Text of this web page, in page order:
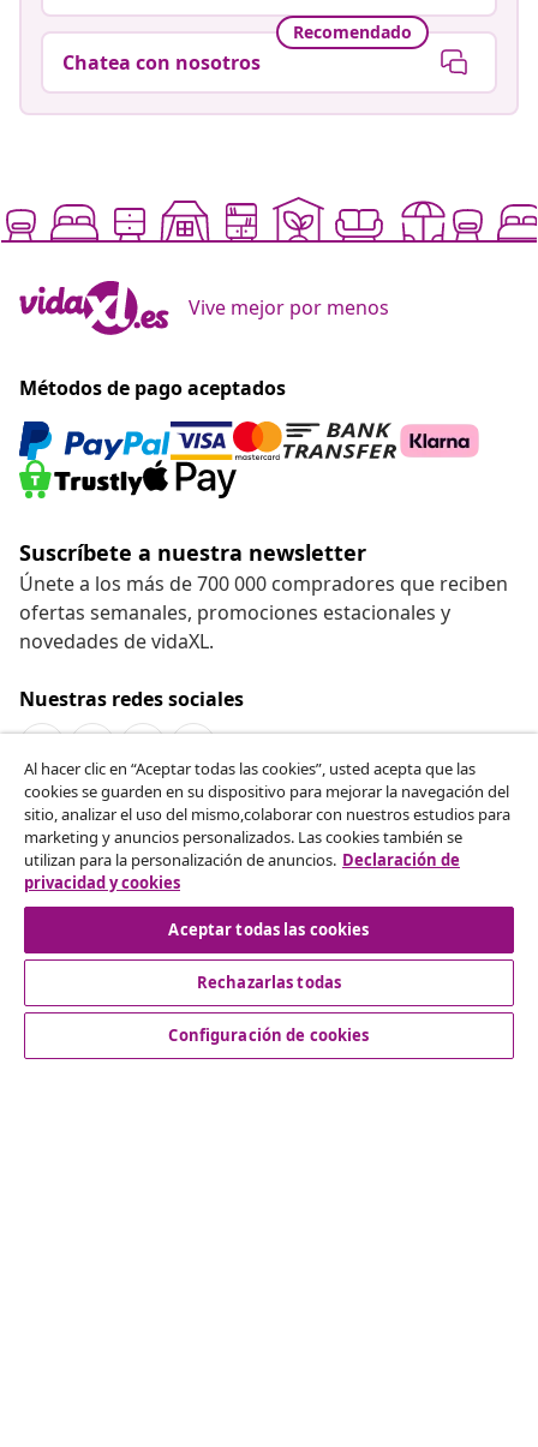
Recomendado
Chatea con nosotros
Vive mejor por menos
Métodos de pago aceptados
Suscríbete a nuestra newsletter
Únete a los más de 700 000 compradores que reciben
ofertas semanales, promociones estacionales y
novedades de vidaXL.
Nuestras redes sociales
Desistir del contrato
Solicita la cancelación de tu pedido.
Desistir del contrato
Servicio al Cliente
Al hacer clic en “Aceptar todas las cookies”, usted acepta que las
cookies se guarden en su dispositivo para mejorar la navegación del
sitio, analizar el uso del mismo,colaborar con nuestros estudios para
marketing y anuncios personalizados. Las cookies también se
utilizan para la personalización de anuncios. Declaración de
privacidad y cookies
Aceptar todas las cookies
Rechazarlas todas
Configuración de cookies